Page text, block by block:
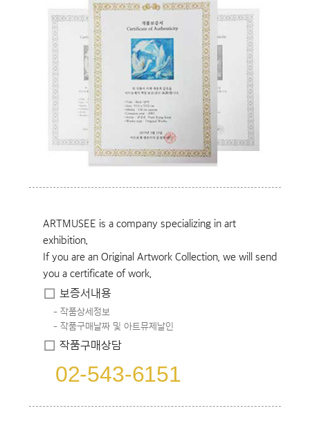
ARTMUSEE is a company specializing in art
exhibition.
If you are an Original Artwork Collection, we will send
you a certificate of work.
보증서내용
작품상세정보
작품구매날짜 및 아트뮤제날인
작품구매상담
02-543-6151